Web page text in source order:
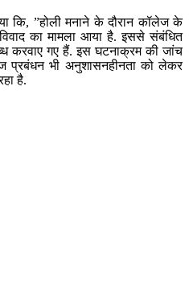
कि, ”होली मनाने के दौरान कॉलेज के
का मामला आया है. इससे संबंधित
करवाए गए हैं. इस घटनाक्रम की जांच
प्रबंधन भी अनुशासनहीनता को लेकर
है.